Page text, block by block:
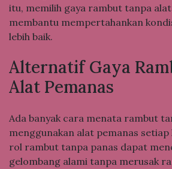
itu, memilih gaya rambut tanpa
membantu mempertahankan
lebih baik.
Alternatif Gaya
Alat Pemanas
Ada banyak cara menata rambut
menggunakan alat pemanas
rol rambut tanpa panas dapat
gelombang alami tanpa merusak